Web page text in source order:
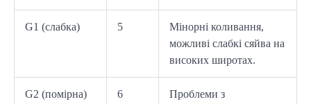
G1 (слабка) 5
Мінорні коливання,
можливі слабкі сяйва на
високих широтах.
G2 (помірна) 6
Проблеми з